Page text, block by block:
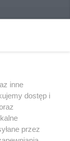
inne
dostęp i
przez